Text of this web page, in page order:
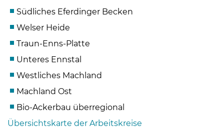
Südliches Eferdinger Becken
Welser Heide
Traun-Enns-Platte
Unteres Ennstal
Westliches Machland
Machland Ost
Bio-Ackerbau überregional
Übersichtskarte der Arbeitskreise